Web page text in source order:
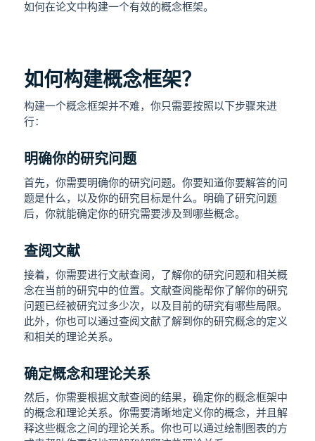
如何在论文中构建一个有效的概念框架。
如何构建概念框架？
构建一个概念框架并不难，你只需要按照以下步骤来进
行：
明确你的研究问题
首先，你需要明确你的研究问题。你要知道你要解答的问
题是什么，以及你的研究目标是什么。明确了研究问题
后，你就能确定你的研究需要涉及到哪些概念。
查阅文献
接着，你需要进行文献查阅，了解你的研究问题和相关概
念在当前的研究中的位置。文献查阅能帮你了解你的研究
问题已经被研究过多少次，以及目前的研究有哪些局限。
此外，你也可以通过查阅文献了解到你的研究概念的定义
和相关的理论关系。
确定概念和理论关系
然后，你需要根据文献查阅的结果，确定你的概念框架中
的概念和理论关系。你需要清晰地定义你的概念，并且解
释这些概念之间的理论关系。你也可以通过绘制图表的方